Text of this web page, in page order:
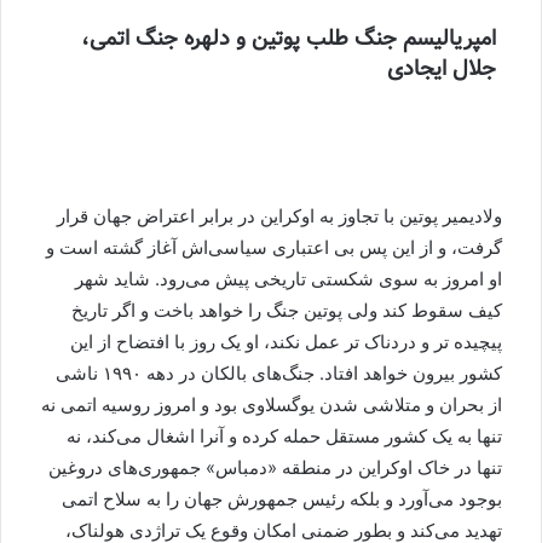
امپریالیسم جنگ طلب پوتین و دلهره جنگ اتمی،
جلال ایجادی
ولادیمیر پوتین با تجاوز به اوکراین در برابر اعتراض جهان قرار
گرفت، و از این پس بی اعتباری سیاسی‌اش آغاز گشته است و
او امروز به سوی شکستی تاریخی پیش می‌رود. شاید شهر
کیف سقوط کند ولی پوتین جنگ را خواهد باخت و اگر تاریخ
پیچیده تر و دردناک تر عمل نکند، او یک روز با افتضاح از این
کشور بیرون خواهد افتاد. جنگ‌های بالکان در دهه ۱۹۹۰ ناشی
از بحران و متلاشی شدن یوگسلاوی بود و امروز روسیه اتمی نه
تنها به یک کشور مستقل حمله کرده و آنرا اشغال می‌کند، نه
تنها در خاک اوکراین در منطقه «دمباس» جمهوری‌های دروغین
بوجود می‌آورد و بلکه رئیس جمهورش جهان را به سلاح اتمی
تهدید می‌کند و بطور ضمنی امکان وقوع یک تراژدی هولناک،